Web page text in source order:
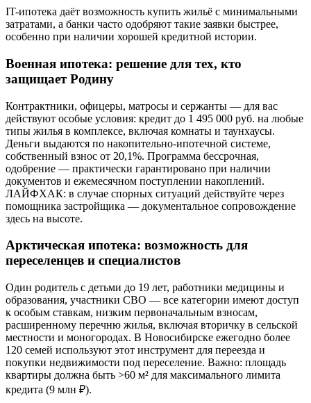
IT-ипотека даёт возможность купить жильё с минимальными
затратами, а банки часто одобряют такие заявки быстрее,
особенно при наличии хорошей кредитной истории.
Военная ипотека: решение для тех, кто
защищает Родину
Контрактники, офицеры, матросы и сержанты — для вас
действуют особые условия: кредит до 1 495 000 руб. на любые
типы жилья в комплексе, включая комнаты и таунхаусы.
Деньги выдаются по накопительно-ипотечной системе,
собственный взнос от 20,1%. Программа бессрочная,
одобрение — практически гарантировано при наличии
документов и ежемесячном поступлении накоплений.
ЛАЙФХАК: в случае спорных ситуаций действуйте через
помощника застройщика — документальное сопровождение
здесь на высоте.
Арктическая ипотека: возможность для
переселенцев и специалистов
Один родитель с детьми до 19 лет, работники медицины и
образования, участники СВО — все категории имеют доступ
к особым ставкам, низким первоначальным взносам,
расширенному перечню жилья, включая вторичку в сельской
местности и моногородах. В Новосибирске ежегодно более
120 семей используют этот инструмент для переезда и
покупки недвижимости под переселение. Важно: площадь
квартиры должна быть >60 м² для максимального лимита
кредита (9 млн ₽).